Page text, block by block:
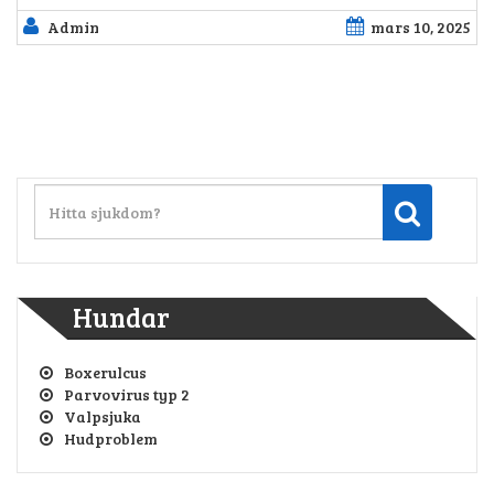
Admin
mars 10, 2025
Hundar
Boxerulcus
Parvovirus typ 2
Valpsjuka
Hudproblem